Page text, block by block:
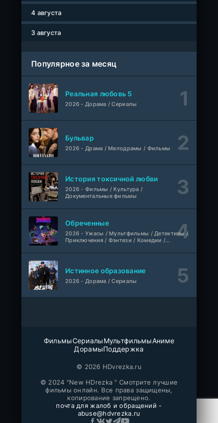
1-10 серия
Фильм
1 сезон
1 сезон
Манипулятор, SubVost, AnimeVost
1-5 серия
Связанные судьбой
1 сезон
Мыльные оперы Турции, AlisaDirilis, Субтитры
Шатёр чародея
1 сезон
1-6 серия
Дубляж
4 августа
3 августа
Популярное за месяц
Реальная любовь 5
2026 - Дорама / Сериалы
Бульвар
2026 - Драма / Мелодрамы / Фильмы
История токсичной любви
2026 - Фильмы / Культура /
Документальные фильмы
Обреченные
2026 - Ужасы / Мультфильмы / Детективы /
Приключения / Фэнтези / Комедии /
Истинное образование
2026 - Дорама / Сериалы
ФильмыСериалыМультфильмыАниме
ДорамыПоддержка
© 2026 HDvrezka.ru
© 2024 "New HDrezka " Смотрите лучшие
фильмы онлайн. Все права защищены,
копирование запрещено.
почта для жалоб и обращений -
abuse@hdvrezka.ru